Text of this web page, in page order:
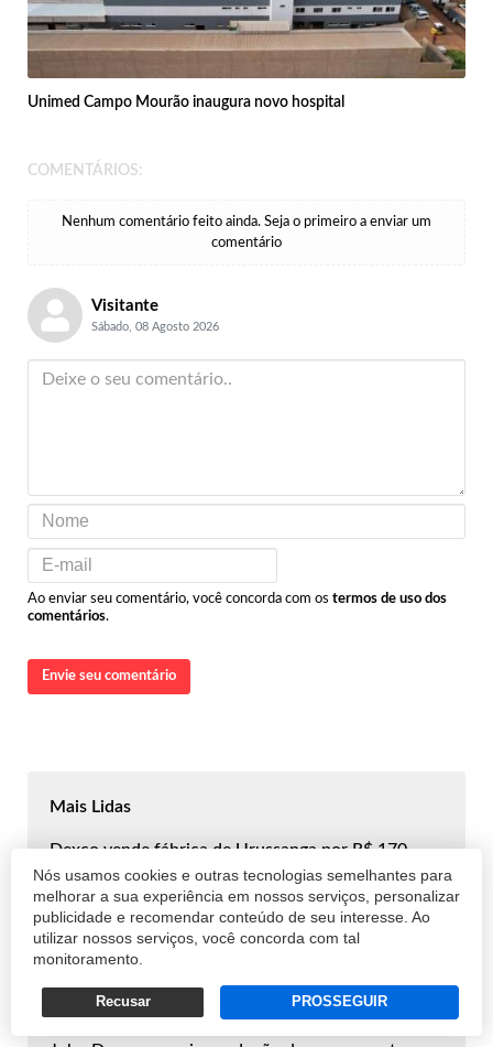
Nós usamos cookies e outras tecnologias semelhantes para
melhorar a sua experiência em nossos serviços, personalizar
publicidade e recomendar conteúdo de seu interesse. Ao
utilizar nossos serviços, você concorda com tal
monitoramento.
Recusar PROSSEGUIR
Unimed Campo Mourão inaugura novo hospital
COMENTÁRIOS:
Nenhum comentário feito ainda. Seja o primeiro a enviar um
comentário
Visitante
Sábado, 08 Agosto 2026
Ao enviar seu comentário, você concorda com os termos de uso dos
comentários.
Envie seu comentário
Mais Lidas
Dexco vende fábrica de Urussanga por R$ 170
milhões
Marca grega de skincare abre primeira loja física do